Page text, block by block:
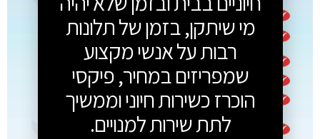
מי שיתקן, בזמן של תלונות
רבות על אנשי מקצוע
שמפריזים במחיר, פיקסי
הוכרז כשירות חיוני וממשיך
לתת שירות למנויים.